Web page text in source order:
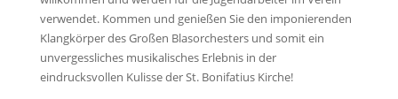
verwendet. Kommen und genießen Sie den imponierenden
Klangkörper des Großen Blasorchesters und somit ein
unvergessliches musikalisches Erlebnis in der
eindrucksvollen Kulisse der St. Bonifatius Kirche!